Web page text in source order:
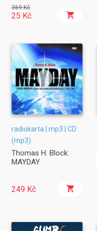
369 Kč
25 Kč
radiokarta | mp3 | CD
(mp3)
Thomas H. Block:
MAYDAY
249 Kč